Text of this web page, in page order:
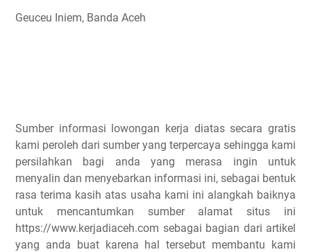
Geuceu Iniem, Banda Aceh
Sumber informasi lowongan kerja diatas secara gratis
kami peroleh dari sumber yang terpercaya sehingga kami
persilahkan bagi anda yang merasa ingin untuk
menyalin dan menyebarkan informasi ini, sebagai bentuk
rasa terima kasih atas usaha kami ini alangkah baiknya
untuk mencantumkan sumber alamat situs ini
https://www.kerjadiaceh.com sebagai bagian dari artikel
yang anda buat karena hal tersebut membantu kami